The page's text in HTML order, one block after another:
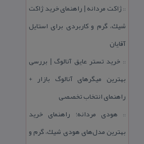
::ژاكت مردانه | راهنمای خرید ژاكت
شیك، گرم و كاربردی برای استایل
آقایان
:: خرید تستر عایق آنالوگ | بررسی
بهترین میگرهای آنالوگ بازار +
راهنمای انتخاب تخصصی
:: هودی مردانه؛ راهنمای خرید
بهترین مدل‌های هودی شیك، گرم و